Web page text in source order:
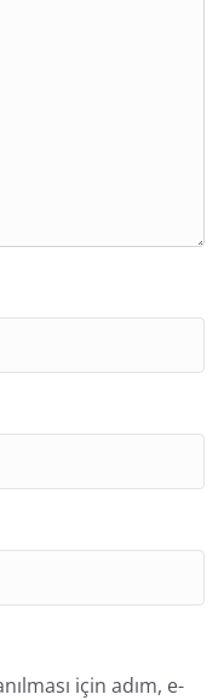
için adım, e-